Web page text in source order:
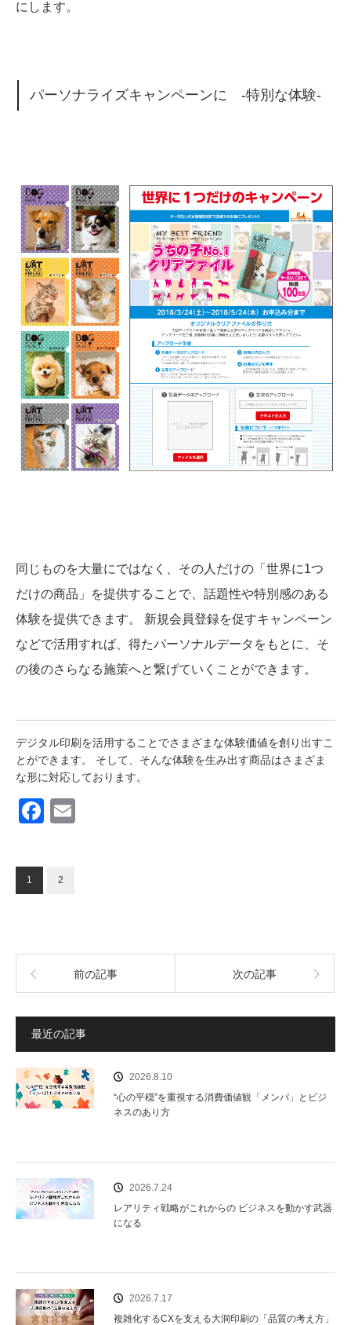
にします。
パーソナライズキャンペーンに -特別な体験-
同じものを大量にではなく、その人だけの「世界に1つ
だけの商品」を提供することで、話題性や特別感のある
体験を提供できます。 新規会員登録を促すキャンペーン
などで活用すれば、得たパーソナルデータをもとに、そ
の後のさらなる施策へと繋げていくことができます。
デジタル印刷を活用することでさまざまな体験価値を創り出すこ
とができます。 そして、そんな体験を生み出す商品はさまざま
な形に対応しております。
F
o
k
1 2
前の記事 次の記事
最近の記事
2026.8.10
“心の平穏”を重視する消費価値観「メンパ」とビジ
ネスのあり方
2026.7.24
レアリティ戦略がこれからの ビジネスを動かす武器
になる
2026.7.17
複雑化するCXを支える大洞印刷の「品質の考え方」